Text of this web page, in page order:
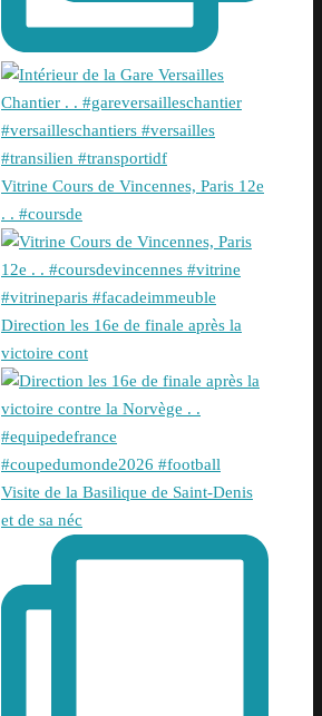
Vitrine Cours de Vincennes, Paris 12e
. . #coursde
Direction les 16e de finale après la
victoire cont
Visite de la Basilique de Saint-Denis
et de sa néc